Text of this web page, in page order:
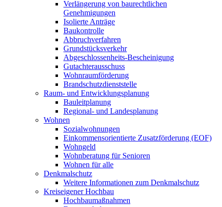
Verlängerung von baurechtlichen
Genehmigungen
Isolierte Anträge
Baukontrolle
Abbruchverfahren
Grundstücksverkehr
Abgeschlossenheits-Bescheinigung
Gutachterausschuss
Wohnraumförderung
Brandschutzdienststelle
Raum- und Entwicklungsplanung
Bauleitplanung
Regional- und Landesplanung
Wohnen
Sozialwohnungen
Einkommensorientierte Zusatzförderung (EOF)
Wohngeld
Wohnberatung für Senioren
Wohnen für alle
Denkmalschutz
Weitere Informationen zum Denkmalschutz
Kreiseigener Hochbau
Hochbaumaßnahmen